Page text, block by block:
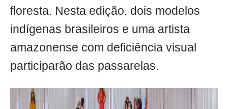
floresta. Nesta edição, dois modelos
indígenas brasileiros e uma artista
amazonense com deficiência visual
participarão das passarelas.